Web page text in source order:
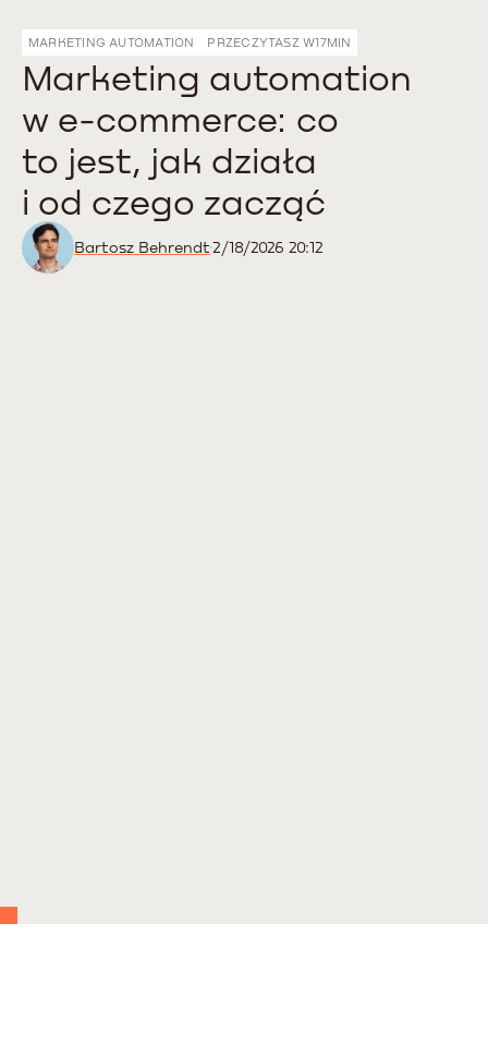
MARKETING AUTOMATION PRZECZYTASZ W17MIN
Marketing automation
w e-commerce: co
to jest, jak działa
i od czego zacząć
Bartosz Behrendt2/18/2026 20:12